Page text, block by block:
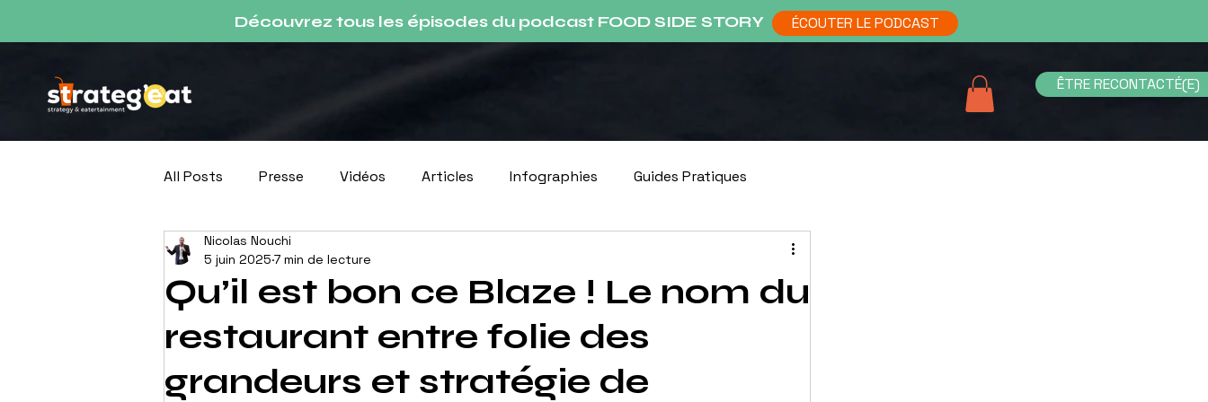
ÉCOUTER LE PODCAST
Découvrez tous les épisodes du podcast FOOD SIDE STORY
ÊTRE RECONTACTÉ(E)
All Posts Presse Vidéos Articles Infographies Guides Pratiques
Podcast
Qu’il est bon ce Blaze ! Le nom du
restaurant entre folie des
grandeurs et stratégie de
Nicolas Nouchi
5 juin 2025 7 min de lecture